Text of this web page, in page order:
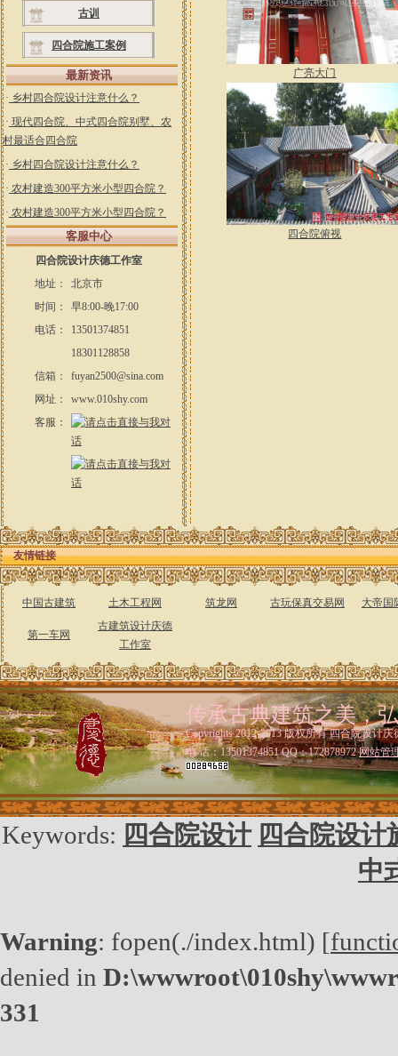
古训
四合院施工案例
最新资讯
· 乡村四合院设计注意什么？
· 现代四合院、中式四合院别墅、农
村最适合四合院
· 乡村四合院设计注意什么？
· 农村建造300平方米小型四合院？
· 农村建造300平方米小型四合院？
客服中心
四合院设计庆德工作室
地址：
北京市
时间：
早8:00-晚17:00
电话：
13501374851
18301128858
信箱：
fuyan2500@sina.com
网址：
www.010shy.com
客服：
广亮大门
四合院俯视
友情链接
中国古建筑 土木工程网 筑龙网 古玩保真交易网 大帝国
第一车网
古建筑设计庆德
工作室
传承古典建筑之美，
Copyrights 2012-2013 版权所有 四合院设计
电 话：13501374851 QQ：172878972网站管
Keywords: 四合院设计 四合院设计
中
Warning: fopen(./index.html) [
denied in
331